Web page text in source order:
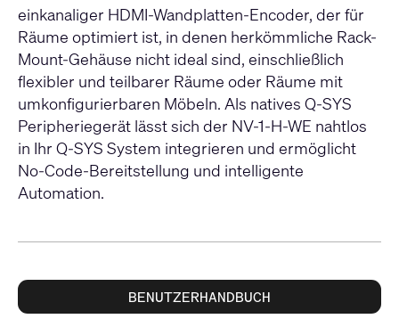
einkanaliger HDMI-Wandplatten-Encoder, der für
Räume optimiert ist, in denen herkömmliche Rack-
Mount-Gehäuse nicht ideal sind, einschließlich
flexibler und teilbarer Räume oder Räume mit
umkonfigurierbaren Möbeln. Als natives Q-SYS
Peripheriegerät lässt sich der NV-1-H-WE nahtlos
in Ihr Q-SYS System integrieren und ermöglicht
No-Code-Bereitstellung und intelligente
Automation.
BENUTZERHANDBUCH